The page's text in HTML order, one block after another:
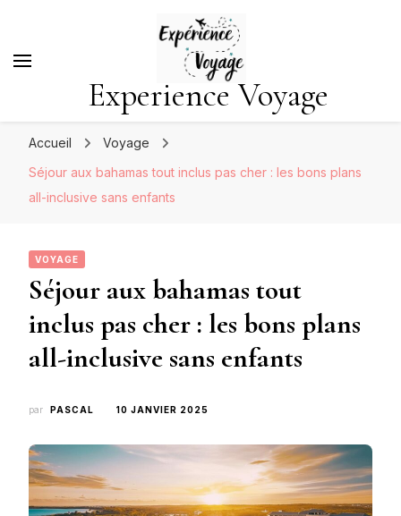
Experience Voyage
Accueil
Voyage
Séjour aux bahamas tout inclus pas cher : les bons plans
all-inclusive sans enfants
VOYAGE
Séjour aux bahamas tout
inclus pas cher : les bons plans
all-inclusive sans enfants
par PASCAL 10 JANVIER 2025